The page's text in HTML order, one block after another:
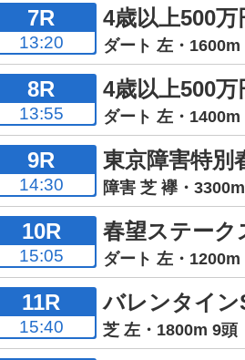
7R
13:20
4歳以上500万
ダート 左・1600m
8R
13:55
4歳以上500万
ダート 左・1400m
9R
14:30
東京障害特別
障害 芝 襷・
10R
15:05
春望ステーク
ダート 左・1200m
11R
15:40
バレンタイン
芝 左・1800m 9頭